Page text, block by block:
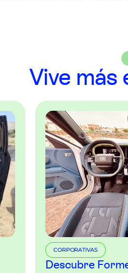
Vive más
CORPORATIVAS
Descubre